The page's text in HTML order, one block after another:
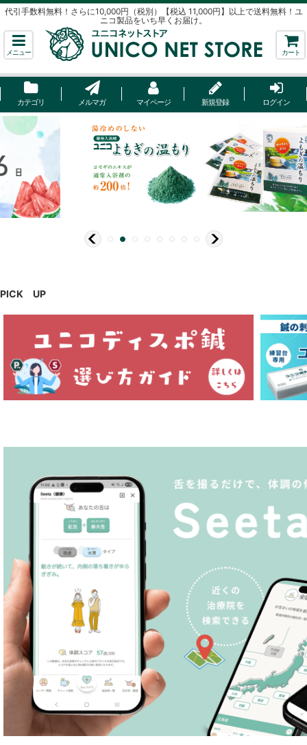
代引手数料無料！さらに10,000円（税別）【税込 11,000円】以上で送料無料！ユ
ニコ製品をいち早くお届け。
メニュー カート
カテゴリ メルマガ マイページ 新規登録 ログイン
PICK UP